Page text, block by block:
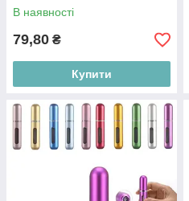
В наявності
79,80 ₴
Купити